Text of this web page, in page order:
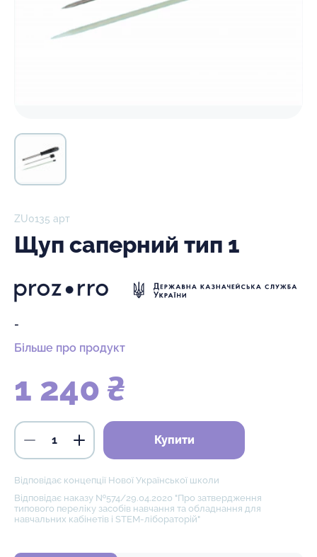
ZU0135 арт
Щуп саперний тип 1
-
Більше про продукт
1 240 ₴
Купити
Відповідає концепції Нової Української школи
Відповідає наказу №574/29.04.2020 "Про затвердження
типового переліку засобів навчання та обладнання для
навчальних кабінетів і STEM-лібораторій"